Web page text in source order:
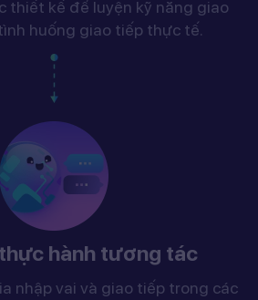
thiết kế để luyện kỹ năng giao
huống giao tiếp thực tế.
hành tương tác
nhập vai và giao tiếp trong các